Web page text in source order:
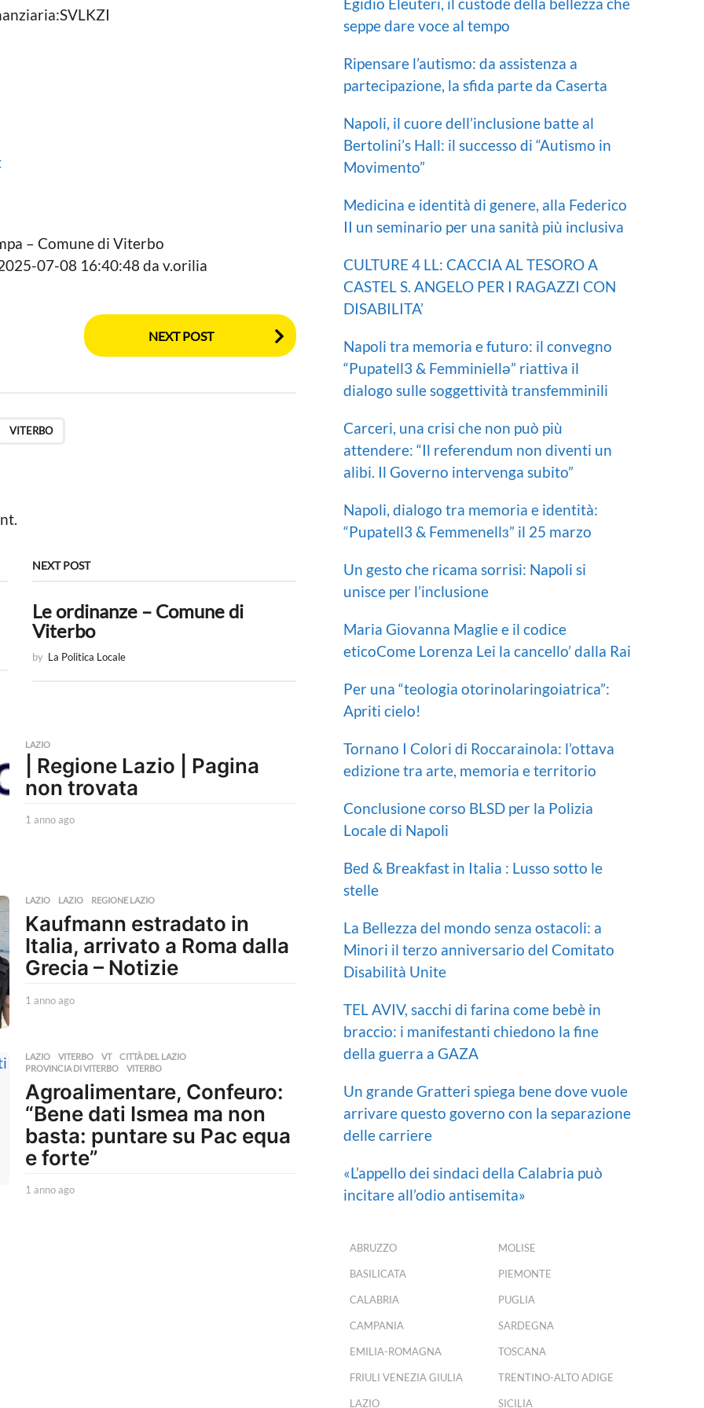
– Comune di Viterbo
07-08 16:40:48 da v.orilia
NEXT POST
VITERBO
NEXT POST
Le ordinanze – Comune di
Viterbo
by La Politica Locale
LAZIO
| Regione Lazio | Pagina
non trovata
1 anno ago1
a
o
LAZIO LAZIO ,REGIONE LAZIO
Kaufmann estradato in
Italia, arrivato a Roma dalla
Grecia – Notizie
1 anno ago1
o
a
g
LAZIO ,VITERBO ,VT CITTÀ DEL LAZIO
PROVINCIA DI VITERBO
,VITERBO
Agroalimentare, Confeuro:
“Bene dati Ismea ma non
basta: puntare su Pac equa
e forte”
1 anno ago1
seppe dare voce al tempo
Ripensare l’autismo: da assistenza a
partecipazione, la sfida parte da Caserta
Napoli, il cuore dell’inclusione batte al
Bertolini’s Hall: il successo di “Autismo in
Movimento”
Medicina e identità di genere, alla Federico
II un seminario per una sanità più inclusiva
CULTURE 4 LL: CACCIA AL TESORO A
CASTEL S. ANGELO PER I RAGAZZI CON
DISABILITA’
Napoli tra memoria e futuro: il convegno
“Pupatell3 & Femminiellə” riattiva il
dialogo sulle soggettività transfemminili
Carceri, una crisi che non può più
attendere: “Il referendum non diventi un
alibi. Il Governo intervenga subito”
Napoli, dialogo tra memoria e identità:
“Pupatell3 & Femmenellɜ” il 25 marzo
Un gesto che ricama sorrisi: Napoli si
unisce per l’inclusione
Maria Giovanna Maglie e il codice
eticoCome Lorenza Lei la cancello’ dalla Rai
Per una “teologia otorinolaringoiatrica”:
Apriti cielo!
Tornano I Colori di Roccarainola: l’ottava
edizione tra arte, memoria e territorio
Conclusione corso BLSD per la Polizia
Locale di Napoli
Bed & Breakfast in Italia : Lusso sotto le
stelle
La Bellezza del mondo senza ostacoli: a
Minori il terzo anniversario del Comitato
Disabilità Unite
TEL AVIV, sacchi di farina come bebè in
braccio: i manifestanti chiedono la fine
della guerra a GAZA
Un grande Gratteri spiega bene dove vuole
arrivare questo governo con la separazione
delle carriere
«L’appello dei sindaci della Calabria può
incitare all’odio antisemita»
ABRUZZO
BASILICATA
CALABRIA
CAMPANIA
EMILIA-ROMAGNA
FRIULI VENEZIA GIULIA
LAZIO
MOLISE
PIEMONTE
PUGLIA
SARDEGNA
TOSCANA
TRENTINO-ALTO ADIGE
SICILIA